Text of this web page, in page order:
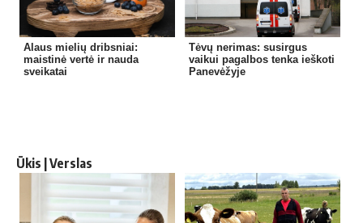
Alaus mielių dribsniai:
maistinė vertė ir nauda
sveikatai
Tėvų nerimas: susirgus
vaikui pagalbos tenka ieškoti
Panevėžyje
Ūkis | Verslas